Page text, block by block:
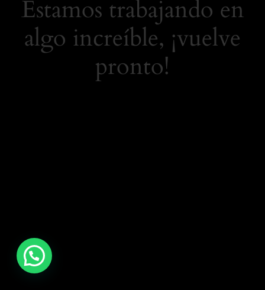
Estamos trabajando en
algo increíble, ¡vuelve
pronto!